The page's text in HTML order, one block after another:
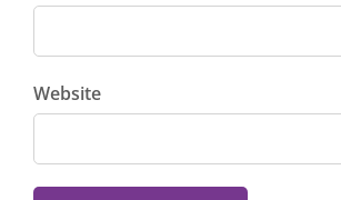
Website